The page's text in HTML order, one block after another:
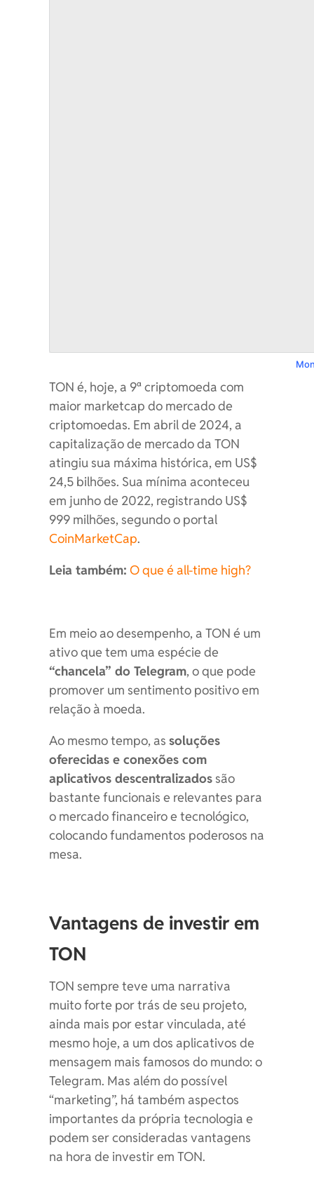
TON é, hoje, a 9ª criptomoeda com
maior marketcap do mercado de
criptomoedas. Em abril de 2024, a
capitalização de mercado da TON
atingiu sua máxima histórica, em US$
24,5 bilhões. Sua mínima aconteceu
em junho de 2022, registrando US$
999 milhões, segundo o portal
CoinMarketCap.
Leia também: O que é all-time high?
Em meio ao desempenho, a TON é um
ativo que tem uma espécie de
“chancela” do Telegram, o que pode
promover um sentimento positivo em
relação à moeda.
Ao mesmo tempo, assoluções
oferecidas e conexões com
aplicativos descentralizados são
bastante funcionais e relevantes para
o mercado financeiro e tecnológico,
colocando fundamentos poderosos na
mesa.
Vantagens de investir em
TON
TON sempre teve uma narrativa
muito forte por trás de seu projeto,
ainda mais por estar vinculada, até
mesmo hoje, a um dos aplicativos de
mensagem mais famosos do mundo: o
Telegram. Mas além do possível
“marketing”, há também aspectos
importantes da própria tecnologia e
podem ser consideradas vantagens
na hora de investir em TON.